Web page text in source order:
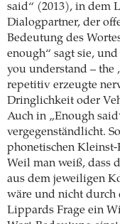
said“ (2013), in dem
Dialogpartner, der
Bedeutung des
enough“ sagt sie, und
you understand – the
repetitiv erzeugte
Dringlichkeit oder
Auch in „Enough
vergegenständlicht.
phonetischen Kleinst-
Weil man weiß, dass
aus dem jeweiligen
wäre und nicht
Lippards Frage ein